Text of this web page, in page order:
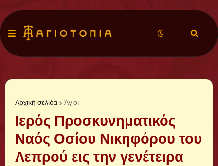
Αρχική σελίδα Άγιοι
Ιερός Προσκυνηματικός
Ναός Οσίου Νικηφόρου του
Λεπρού εις την γενέτειρα